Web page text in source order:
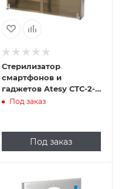
Стерилизатор
смартфонов и
гаджетов Atesy СТС-2-
02-1Под заказ
Под заказ